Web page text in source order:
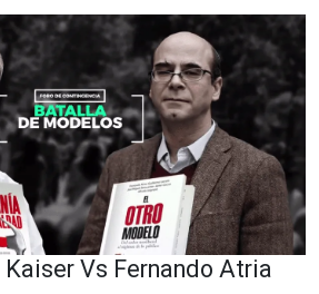
Vs Fernando Atria